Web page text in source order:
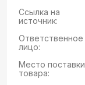
Ссылка на
источник:
Ответственное
лицо:
Место поставки
товара: